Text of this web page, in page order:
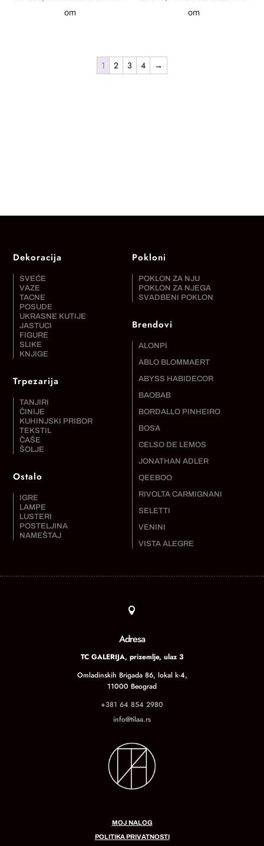
om
om
1 2 3 4 →
Dekoracija
SVEĆE
VAZE
TACNE
POSUDE
UKRASNE KUTIJE
JASTUCI
FIGURE
SLIKE
KNJIGE
Trpezarija
TANJIRI
ČINIJE
KUHINJSKI PRIBOR
TEKSTIL
ČAŠE
ŠOLJE
Ostalo
IGRE
LAMPE
LUSTERI
POSTELJINA
NAMEŠTAJ
Pokloni
POKLON ZA NJU
POKLON ZA NJEGA
SVADBENI POKLON
Brendovi
ALONPI
ABLO BLOMMAERT
ABYSS HABIDECOR
BAOBAB
BORDALLO PINHEIRO
BOSA
CELSO DE LEMOS
JONATHAN ADLER
QEEBOO
RIVOLTA CARMIGNANI
SELETTI
VENINI
VISTA ALEGRE

Adresa
TC GALERIJA, prizemlje, ulaz 3
Omladinskih Brigada 86, lokal k-4,
11000 Beograd
+381 64 854 2980
info@tilaa.rs
MOJ NALOG
POLITIKA PRIVATNOSTI